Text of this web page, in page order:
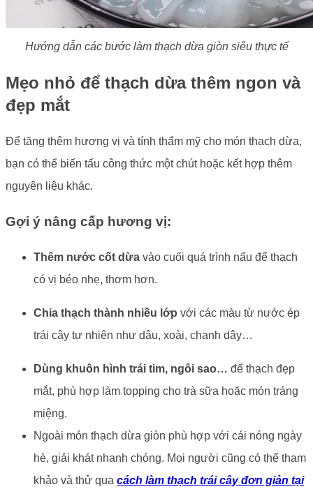
Hướng dẫn các bước làm thạch dừa giòn siêu thực tế
Mẹo nhỏ để thạch dừa thêm ngon và
đẹp mắt
Để tăng thêm hương vị và tính thẩm mỹ cho món thạch dừa,
bạn có thể biến tấu công thức một chút hoặc kết hợp thêm
nguyên liệu khác.
Gợi ý nâng cấp hương vị:
Thêm nước cốt dừa vào cuối quá trình nấu để thạch
có vị béo nhẹ, thơm hơn.
Chia thạch thành nhiều lớp với các màu từ nước ép
trái cây tự nhiên như dâu, xoài, chanh dây…
Dùng khuôn hình trái tim, ngôi sao… để thạch đẹp
mắt, phù hợp làm topping cho trà sữa hoặc món tráng
miệng.
Ngoài món thạch dừa giòn phù hợp với cái nóng ngày
hè, giải khát nhanh chóng. Mọi người cũng có thể tham
khảo và thử qua cách làm thạch trái cây đơn giản tại